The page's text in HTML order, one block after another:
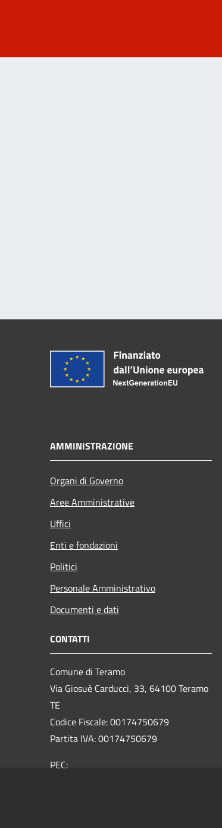
AMMINISTRAZIONE
Organi di Governo
Aree Amministrative
Uffici
Enti e fondazioni
Politici
Personale Amministrativo
Documenti e dati
CONTATTI
Comune di Teramo
Via Giosuè Carducci, 33, 64100 Teramo
TE
Codice Fiscale: 00174750679
Partita IVA: 00174750679
PEC: